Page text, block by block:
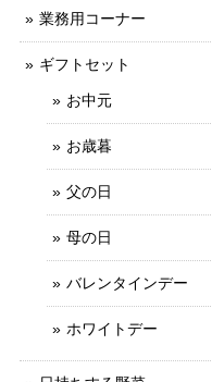
業務用コーナー
ギフトセット
お中元
お歳暮
父の日
母の日
バレンタインデー
ホワイトデー